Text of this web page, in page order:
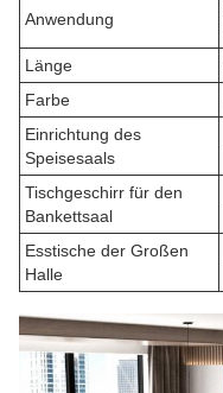
Anwendung
Länge
Farbe
Einrichtung des
Speisesaals
Tischgeschirr für den
Bankettsaal
Esstische der Großen
Halle